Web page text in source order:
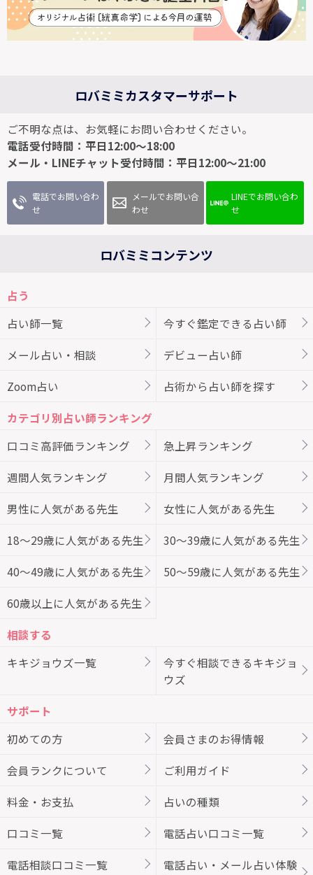
ロバミミカスタマーサポート
ご不明な点は、お気軽にお問い合わせください。
電話受付時間：平日12:00～18:00
メール・LINEチャット受付時間：平日12:00～21:00
電話でお問い合わ
せ
メールでお問い合
わせ
LINEでお問い合わ
せ
ロバミミコンテンツ
占う
占い師一覧
今すぐ鑑定できる占い師
メール占い・相談 デビュー占い師
Zoom占い 占術から占い師を探す
カテゴリ別占い師ランキング
口コミ高評価ランキング
急上昇ランキング
週間人気ランキング 月間人気ランキング
男性に人気がある先生 女性に人気がある先生
18～29歳に人気がある先生 30～39歳に人気がある先生
40～49歳に人気がある先生 50～59歳に人気がある先生
60歳以上に人気がある先生
相談する
キキジョウズ一覧
今すぐ相談できるキキジョ
ウズ
サポート
初めての方
会員さまのお得情報
会員ランクについて ご利用ガイド
料金・お支払 占いの種類
口コミ一覧 電話占い口コミ一覧
電話相談口コミ一覧
電話占い・メール占い体験